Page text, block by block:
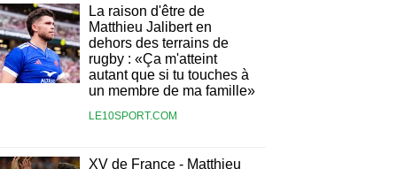
La raison d'être de
Matthieu Jalibert en
dehors des terrains de
rugby : «Ça m'atteint
autant que si tu touches à
un membre de ma famille»
LE10SPORT.COM
XV de France - Matthieu